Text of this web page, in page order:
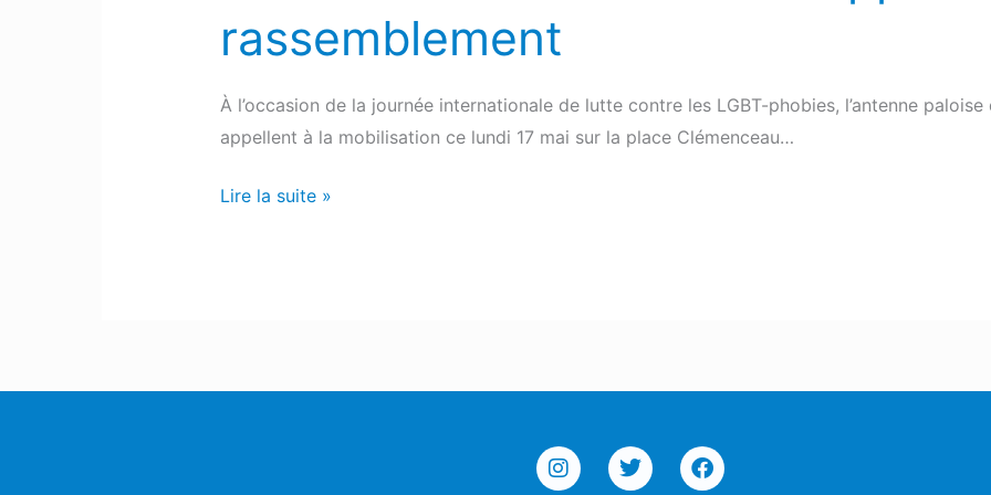
rassemblement
À l’occasion de la journée internationale de lutte contre les LGBT-phobies, l’antenne paloise
appellent à la mobilisation ce lundi 17 mai sur la place Clémenceau…
Lire la suite »
I
n
T
w
F
a